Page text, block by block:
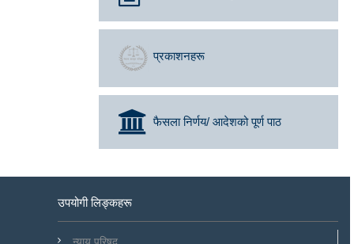
प्रकाशनहरू
फैसला निर्णय/ आदेशको पूर्ण पाठ
उपयोगी लिङ्कहरू